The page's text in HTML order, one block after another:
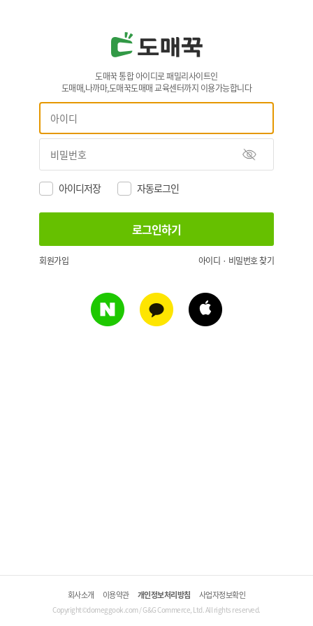
도매꾹 통합 아이디로 패밀리사이트인
도매매,나까마,도매꾹도매매 교육센터까지 이용가능합니다
아이디저장 자동로그인
회원가입 아이디 · 비밀번호 찾기
회사소개 이용약관 개인정보처리방침 사업자정보확인
Copyright©domeggook.com / G&G Commerce, Ltd. All rights reserved.